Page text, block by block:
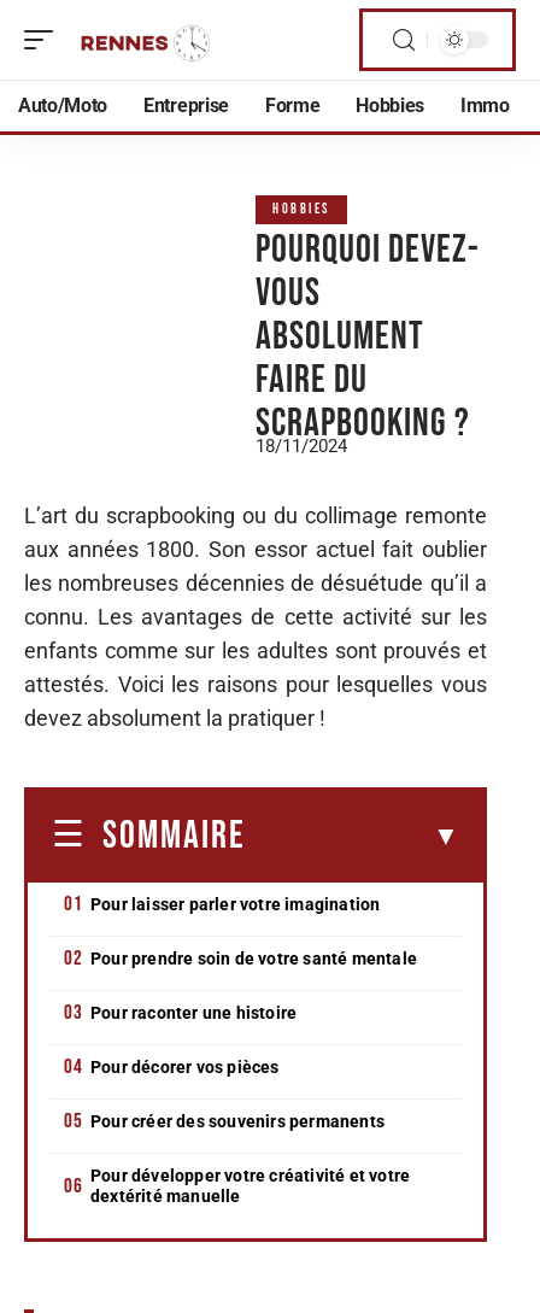
Auto/Moto Entreprise Forme Hobbies Immo
HOBBIES
Pourquoi devez-
vous
absolument
faire du
scrapbooking ?
18/11/2024
L’art du scrapbooking ou du collimage remonte
aux années 1800. Son essor actuel fait oublier
les nombreuses décennies de désuétude qu’il a
connu. Les avantages de cette activité sur les
enfants comme sur les adultes sont prouvés et
attestés. Voici les raisons pour lesquelles vous
devez absolument la pratiquer !
SOMMAIRE
Pour laisser parler votre imagination
Pour prendre soin de votre santé mentale
Pour raconter une histoire
Pour décorer vos pièces
Pour créer des souvenirs permanents
Pour développer votre créativité et votre
dextérité manuelle